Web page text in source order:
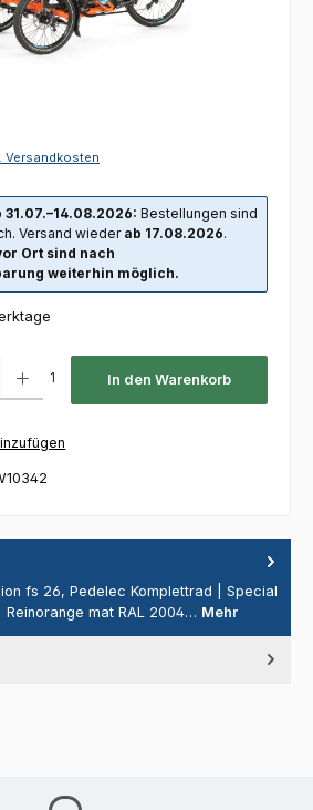
Versandkosten
Bestellungen sind
Versand wiederab 17.08.2026.
Ort sind nach
weiterhin möglich.
1 In den Warenkorb
fs 26, Pedelec Komplettrad | Special
Reinorange mat RAL 2004… Mehr